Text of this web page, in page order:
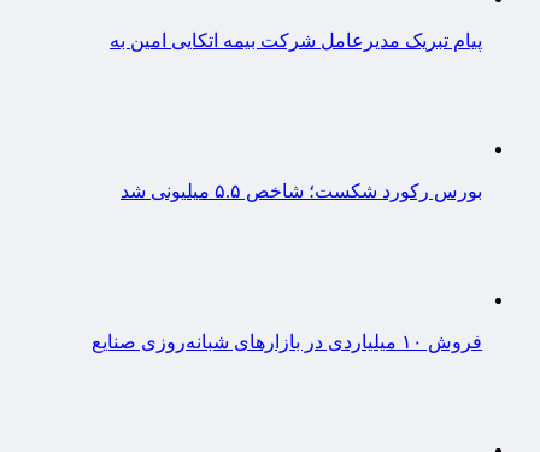
پیام تبریک مدیرعامل شرکت بیمه اتکایی امین به
بورس رکورد شکست؛ شاخص ۵.۵ میلیونی شد
فروش ۱۰ میلیاردی در بازارهای شبانه‌روزی صنایع